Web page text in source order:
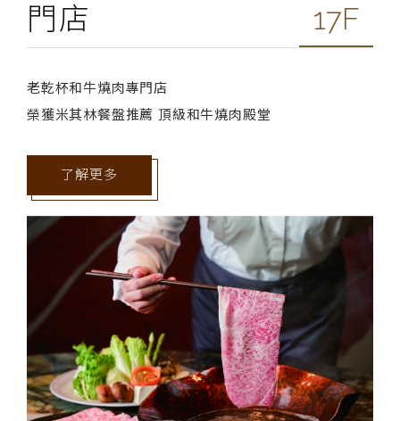
門店
17F
老乾杯和牛燒肉專門店
榮獲米其林餐盤推薦 頂級和牛燒肉殿堂
了解更多